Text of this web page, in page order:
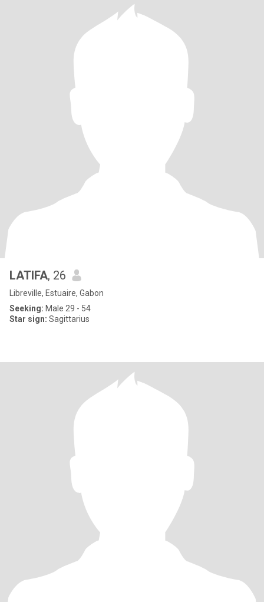
LATIFA, 26
Libreville, Estuaire, Gabon
Seeking: Male 29 - 54
Star sign: Sagittarius